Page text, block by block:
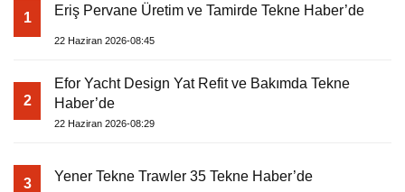
1 Eriş Pervane Üretim ve Tamirde Tekne Haber’de
22 Haziran 2026-08:45
2
Efor Yacht Design Yat Refit ve Bakımda Tekne
Haber’de
22 Haziran 2026-08:29
3 Yener Tekne Trawler 35 Tekne Haber’de